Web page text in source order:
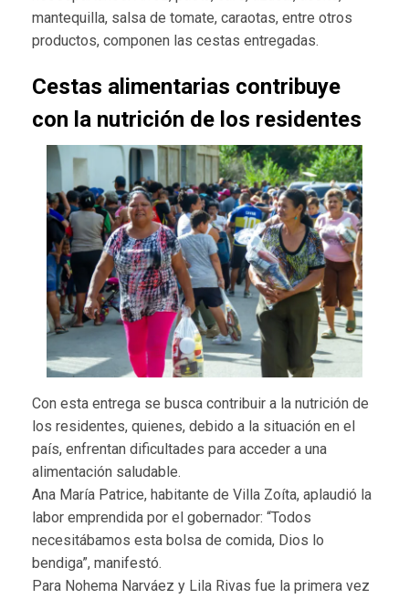
mantequilla, salsa de tomate, caraotas, entre otros
productos, componen las cestas entregadas.
Cestas alimentarias contribuye
con la nutrición de los residentes
Con esta entrega se busca contribuir a la nutrición de
los residentes, quienes, debido a la situación en el
país, enfrentan dificultades para acceder a una
alimentación saludable.
Ana María Patrice, habitante de Villa Zoíta, aplaudió la
labor emprendida por el gobernador: “Todos
necesitábamos esta bolsa de comida, Dios lo
bendiga”, manifestó.
Para Nohema Narváez y Lila Rivas fue la primera vez